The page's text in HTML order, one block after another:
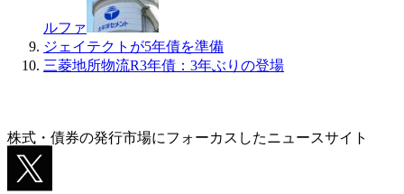
ルファ
ジェイテクトが5年債を準備
三菱地所物流R3年債：3年ぶりの登場
株式・債券の発行市場にフォーカスしたニュースサイト